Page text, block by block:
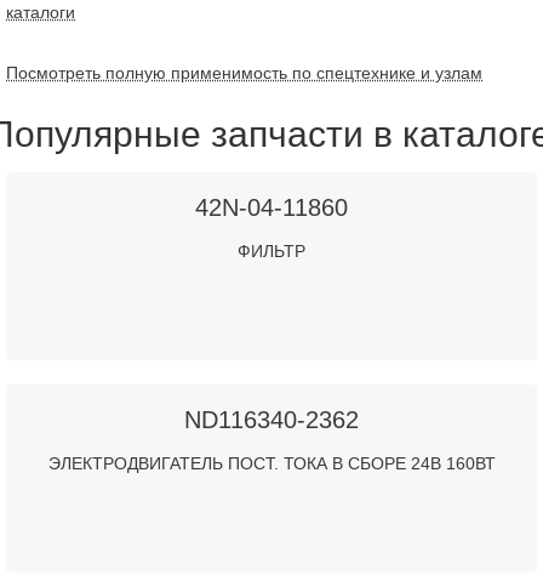
каталоги
Посмотреть полную применимость по спецтехнике и узлам
запчасти в
42N-04-11860
ФИЛЬТР
ND116340-2362
ЭЛЕКТРОДВИГАТЕЛЬ ПОСТ. ТОКА В СБОРЕ 24В 160ВТ